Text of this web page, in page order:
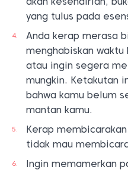
yang tulus pada
Anda kerap merasa
menghabiskan
atau ingin segera
mungkin. Ketakutan
bahwa kamu belum
mantan kamu.
Kerap
tidak mau
Ingin memamerkan